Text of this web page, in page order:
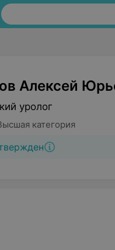
Алексей
уролог
категория